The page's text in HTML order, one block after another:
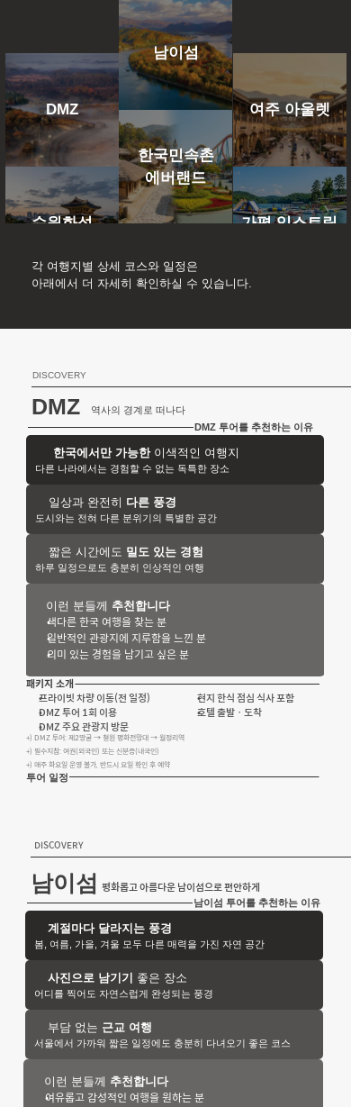
각 여행지별 상세 코스와 일정은
아래에서 더 자세히 확인하실 수 있습니다.
DMZ
남이섬
여주 아울렛
수원화성
한국민속촌
에버랜드
가평 익스트림
DMZ 역사의 경계로 떠나다
DISCOVERY
DMZ 투어를 추천하는 이유
한국에서만 가능한 이색적인 여행지
다른 나라에서는 경험할 수 없는 독특한 장소
일상과 완전히 다른 풍경
도시와는 전혀 다른 분위기의 특별한 공간
짧은 시간에도 밀도 있는 경험
하루 일정으로도 충분히 인상적인 여행
이런 분들께 추천합니다
색다른 한국 여행을 찾는 분
일반적인 관광지에 지루함을 느낀 분
의미 있는 경험을 남기고 싶은 분
패키지 소개
프라이빗 차량 이동(전 일정)
DMZ 투어 1회 이용
DMZ 주요 관광지 방문
+) DMZ 투어: 제2땅굴 → 철원 평화전망대 → 월정리역
+) 필수지참: 여권(외국인) 또는 신분증(내국인)
+) 매주 화요일 운영 불가, 반드시 요일 확인 후 예약
현지 한식 점심 식사 포함
호텔 출발 · 도착
투어 일정
남이섬 평화롭고 아름다운 남이섬으로 편안하게
DISCOVERY
남이섬 투어를 추천하는 이유
계절마다 달라지는 풍경
봄, 여름, 가을, 겨울 모두 다른 매력을 가진 자연 공간
사진으로 남기기 좋은 장소
어디를 찍어도 자연스럽게 완성되는 풍경
부담 없는 근교 여행
서울에서 가까워 짧은 일정에도 충분히 다녀오기 좋은 코스
이런 분들께 추천합니다
여유롭고 감성적인 여행을 원하는 분